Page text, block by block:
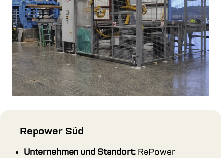
Repower Süd
Unternehmen und Standort: RePower